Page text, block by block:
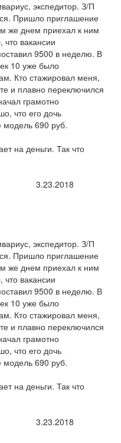
экспедитор. З/П
Пришло приглашение
же днем приехал к ним
вакансии
9500 в неделю. В
10 уже было
Кто стажировал меня,
и плавно переключился
грамотно
что его дочь
модель 690 руб.
на деньги. Так что
3.23.2018
экспедитор. З/П
Пришло приглашение
же днем приехал к ним
вакансии
9500 в неделю. В
10 уже было
Кто стажировал меня,
и плавно переключился
грамотно
что его дочь
модель 690 руб.
на деньги. Так что
3.23.2018